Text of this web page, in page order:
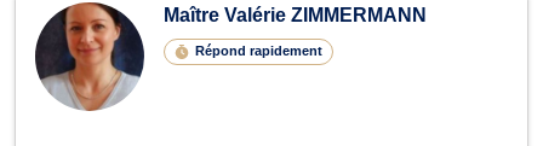
Maître Valérie ZIMMERMANN
Répond rapidement